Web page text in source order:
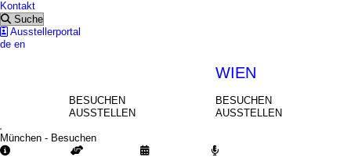
Kontakt
Suche
Ausstellerportal
de en
BESUCHEN
AUSSTELLEN
WIEN
BESUCHEN
AUSSTELLEN
München - Besuchen